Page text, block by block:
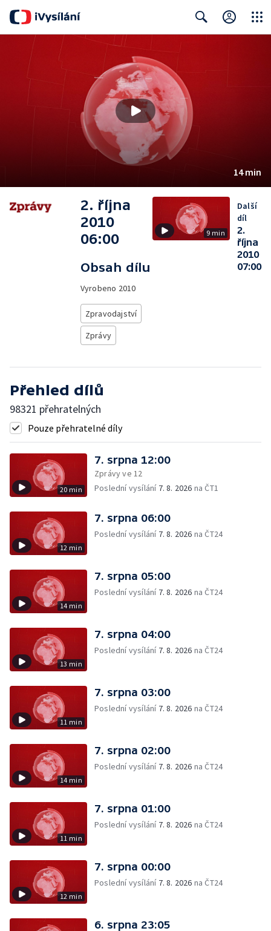
14 min
2. října
2010
06:00
Obsah dílu
Vyrobeno 2010
Zpravodajství
Zprávy
9 min
Další
díl
2.
října
2010
07:00
Přehled dílů
98321 přehratelných
Pouze přehratelné díly
20 min
7. srpna 12:00
Zprávy ve 12
Poslední vysílání 7. 8. 2026 na ČT1
12 min
7. srpna 06:00
Poslední vysílání 7. 8. 2026 na ČT24
14 min
7. srpna 05:00
Poslední vysílání 7. 8. 2026 na ČT24
13 min
7. srpna 04:00
Poslední vysílání 7. 8. 2026 na ČT24
11 min
7. srpna 03:00
Poslední vysílání 7. 8. 2026 na ČT24
14 min
7. srpna 02:00
Poslední vysílání 7. 8. 2026 na ČT24
11 min
7. srpna 01:00
Poslední vysílání 7. 8. 2026 na ČT24
12 min
7. srpna 00:00
Poslední vysílání 7. 8. 2026 na ČT24
6. srpna 23:05